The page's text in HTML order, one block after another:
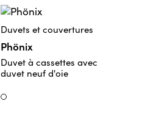
Duvets et couvertures
Phönix
Duvet à cassettes avec
duvet neuf d'oie
Weiss